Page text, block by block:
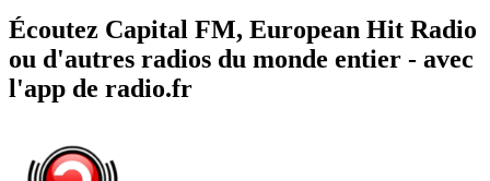
Écoutez Capital FM, European Hit Radio
ou d'autres radios du monde entier - avec
l'app de radio.fr